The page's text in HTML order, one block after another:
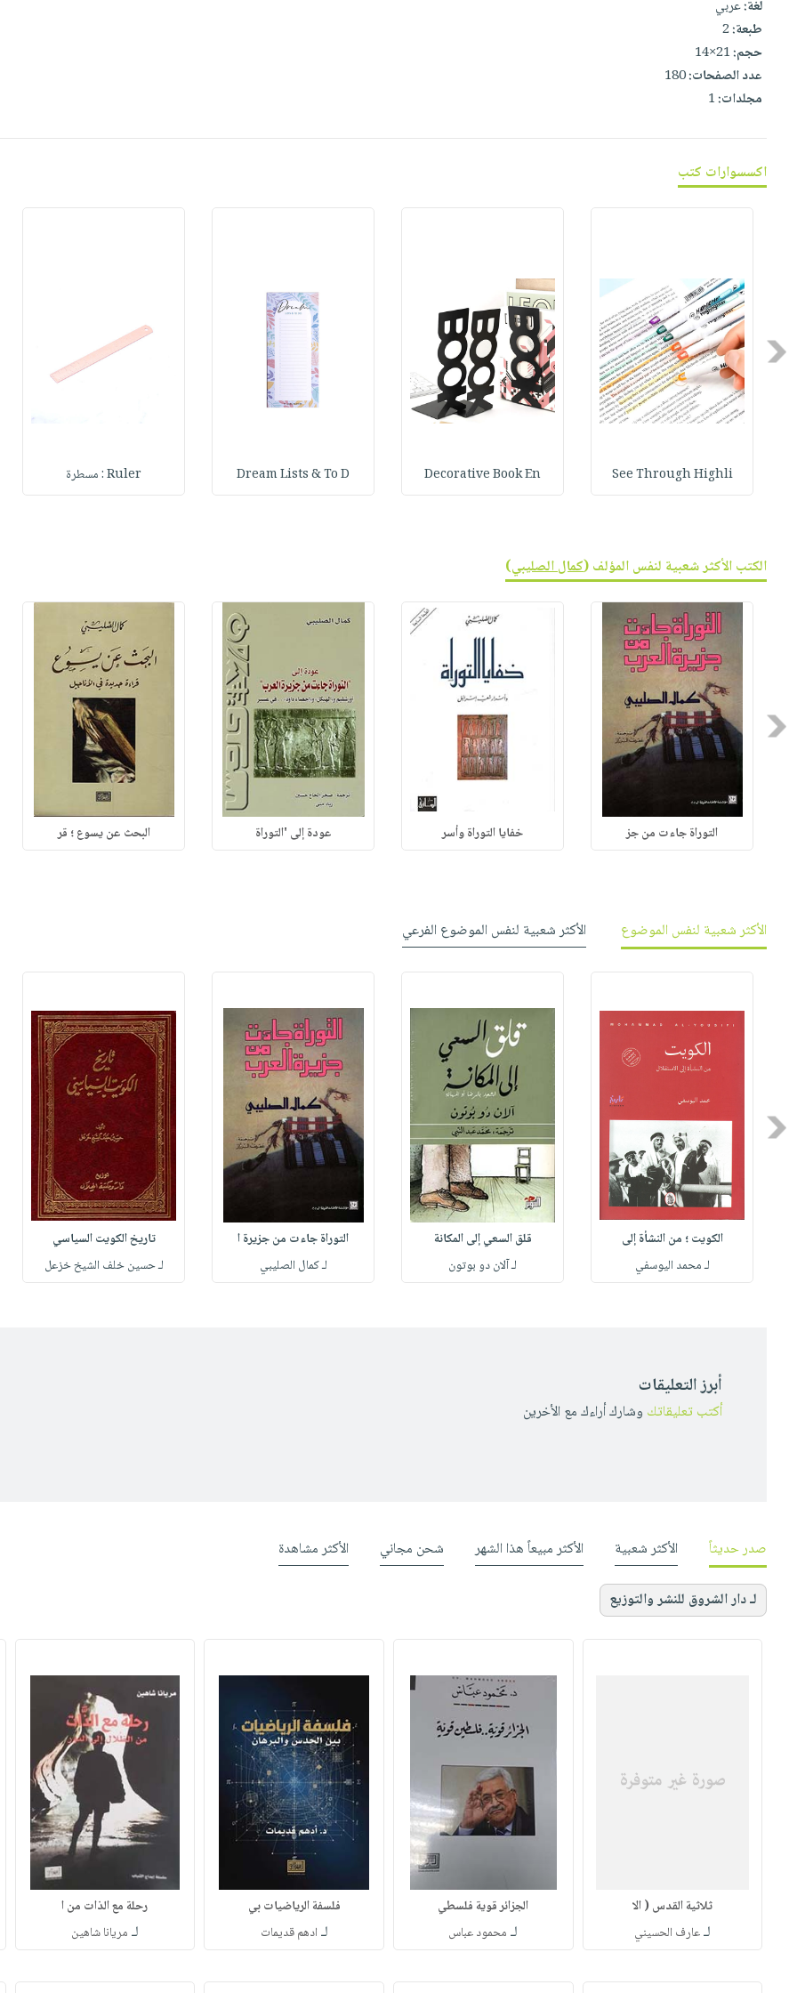
صابون
أطفال
مناسبات
فيديوهات
أسئلة
يتكرر
طرحها
نيل
وفرات
انشر
عربة
التسوق
نشرة
لغة:عربي
طبعة:2
حجم:21×14
عدد الصفحات:180
مجلدات:1
اكسسوارات كتب
Previous
See Through Highli
Decorative Book En
Dream Lists & To D Ruler : مسطرة
الكتب الأكثر شعبية لنفس المؤلف (كمال الصليبي)
Previous
التوراة جاءت من جز خفايا التوراة وأسر عودة إلى 'التوراة البحث عن يسوع ؛ قر
الأكثر شعبية لنفس الموضوع الأكثر شعبية لنفس الموضوع الفرعي
Previous
الكويت ؛ من النشأة إلى
لـ محمد اليوسفي
قلق السعي إلى المكانة
لـ آلان دو بوتون
التوراة جاءت من جزيرة ا
لـ كمال الصليبي
تاريخ الكويت السياسي
لـ حسين خلف الشيخ خزعل
أبرز التعليقات
أكتب تعليقاتك وشارك أراءك مع الأخرين
صدر حديثاً الأكثر شعبية الأكثر مبيعاً هذا الشهر شحن مجاني الأكثر مشاهدة
لـ دار الشروق للنشر والتوزيع
ثلاثية القدس ( الا
لـعارف الحسيني
الجزائر قوية فلسطي
لـ محمود عباس
فلسفة الرياضيات بي
لـ ادهم قديمات
رحلة مع الذات من ا
لـ مريانا شاهين